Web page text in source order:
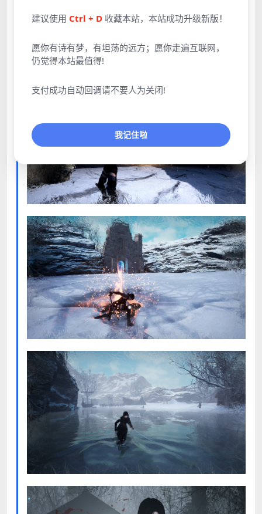
建议使用 Ctrl + D 收藏本站，本站成功升级新版！
愿你有诗有梦，有坦荡的远方；愿你走遍互联网，
仍觉得本站最值得!
支付成功自动回调请不要人为关闭!
我记住啦